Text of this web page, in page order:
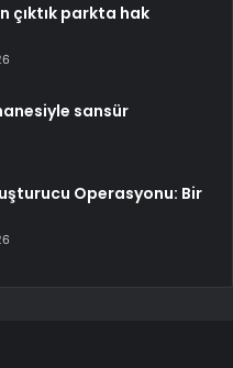
çıktık parkta hak
sansür
Operasyonu: Bir